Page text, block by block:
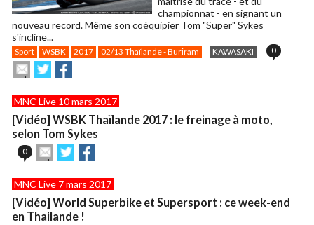
championnat - en signant un
nouveau record. Même son coéquipier Tom "Super" Sykes
s'incline...
Sport WSBK 2017 02/13 Thaïlande - Buriram KAWASAKI 0
Envoyer
cet
à
un
ami
Partager
sur
sur
MNC Live 10 mars 2017
[Vidéo] WSBK Thaïlande 2017 : le freinage à moto,
selon Tom Sykes
0
Envoyer
cet
à
un
ami
Partager
sur sur
MNC Live 7 mars 2017
[Vidéo] World Superbike et Supersport : ce week-end
en Thailande !